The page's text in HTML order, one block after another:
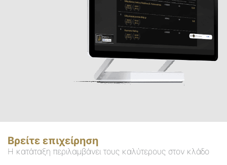
Βρείτε επιχείρηση
Η κατάταξη περιλαμβάνει τους καλύτερους στον κλάδο